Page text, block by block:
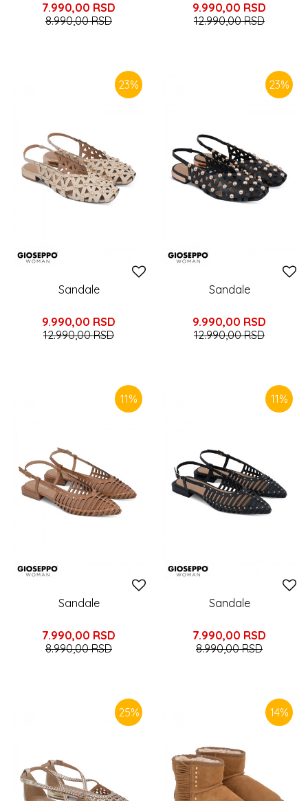
7.990,00 RSD
8.990,00RSD
9.990,00 RSD
12.990,00RSD
23%
Sandale
9.990,00 RSD
12.990,00RSD
23%
Sandale
9.990,00 RSD
12.990,00RSD
11%
Sandale
7.990,00 RSD
8.990,00RSD
11%
Sandale
7.990,00 RSD
8.990,00RSD
25% 14%